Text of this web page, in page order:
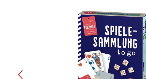
Bildergalerie überspringen